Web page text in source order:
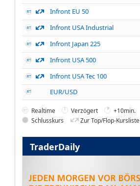
Infront EU 50
Infront USA Industrial
Infront Japan 225
Infront USA 500
Infront USA Tec 100
EUR/USD
Realtime Verzögert +10min.
Schlusskurs
Zur Top/Flop-Kursliste
TraderDaily